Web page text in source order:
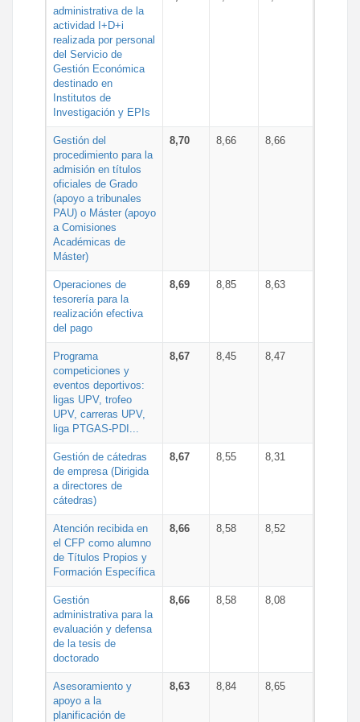
administrativa de la
actividad I+D+i
realizada por personal
del Servicio de
Gestión Económica
destinado en
Institutos de
Investigación y EPIs
Gestión del
procedimiento para la
admisión en títulos
oficiales de Grado
(apoyo a tribunales
PAU) o Máster (apoyo
a Comisiones
Académicas de
Máster)
8,70 8,66 8,66
Operaciones de
tesorería para la
realización efectiva
del pago
8,69 8,85 8,63
Programa
competiciones y
eventos deportivos:
ligas UPV, trofeo
UPV, carreras UPV,
liga PTGAS-PDI...
8,67 8,45 8,47
Gestión de cátedras
de empresa (Dirigida
a directores de
cátedras)
8,67 8,55 8,31
Atención recibida en
el CFP como alumno
de Títulos Propios y
Formación Específica
8,66 8,58 8,52
Gestión
administrativa para la
evaluación y defensa
de la tesis de
doctorado
8,66 8,58 8,08
Asesoramiento y
apoyo a la
planificación de
8,63 8,84 8,65